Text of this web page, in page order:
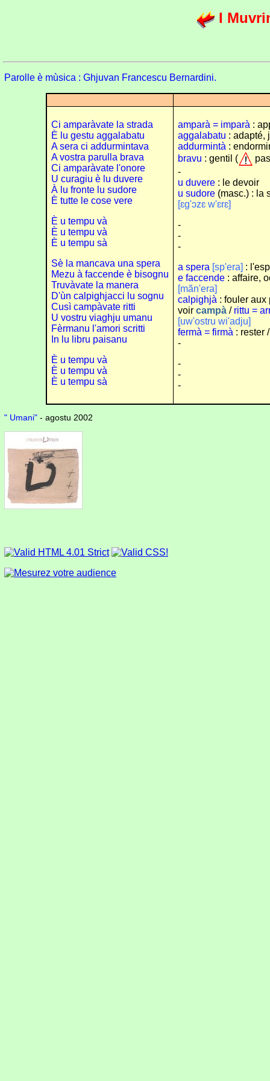
I
Parolle è mùsica : Ghjuvan Francescu Bernardini.
Ci amparàvate la strada
È lu gestu aggalabatu
A sera ci addurmintava
A vostra parulla brava
Ci amparàvate l'onore
U curagiu è lu duvere
À lu fronte lu sudore
È tutte le cose vere
È u tempu và
È u tempu và
È u tempu sà
Sè la mancava una spera
Mezu à faccende è bisognu
Truvàvate la manera
D'ùn calpighjacci lu sognu
Cusì campàvate ritti
U vostru viaghju umanu
Fèrmanu l'amori scritti
In lu libru paisanu
È u tempu và
È u tempu và
È u tempu sà
amparà = imparà :
aggalabatu : adapté,
addurmintà :
bravu : gentil (
-
u duvere: le devoir
u sudore(masc.) : la
[ɛg'ɔzɛ w'ɛrɛ]
-
-
-
a spera [sp'era] :
e faccende: affaire,
[mãn'era]
calpighjà : fouler
voir campà/ rittu =
[uw'ostru wi'adju]
fermà = firmà : rester
-
-
-
-
" Umani" - agostu 2002